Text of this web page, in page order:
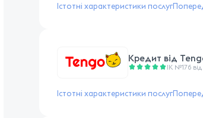
Істотні характеристики послуг
Кредит від
ІК №176
Істотні характеристики послуг